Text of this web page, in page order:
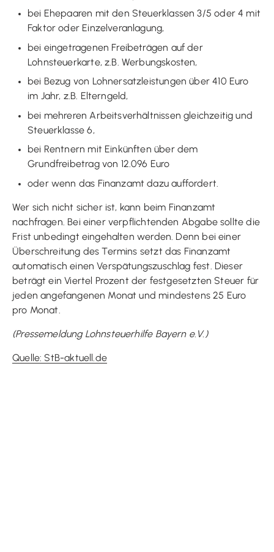
bei Ehepaaren mit den Steuerklassen 3/5 oder 4 mit
Faktor oder Einzelveranlagung,
bei eingetragenen Freibeträgen auf der
Lohnsteuerkarte, z.B. Werbungskosten,
bei Bezug von Lohnersatzleistungen über 410 Euro
im Jahr, z.B. Elterngeld,
bei mehreren Arbeitsverhältnissen gleichzeitig und
Steuerklasse 6,
bei Rentnern mit Einkünften über dem
Grundfreibetrag von 12.096 Euro
oder wenn das Finanzamt dazu auffordert.
Wer sich nicht sicher ist, kann beim Finanzamt
nachfragen. Bei einer verpflichtenden Abgabe sollte die
Frist unbedingt eingehalten werden. Denn bei einer
Überschreitung des Termins setzt das Finanzamt
automatisch einen Verspätungszuschlag fest. Dieser
beträgt ein Viertel Prozent der festgesetzten Steuer für
jeden angefangenen Monat und mindestens 25 Euro
pro Monat.
(Pressemeldung Lohnsteuerhilfe Bayern e.V.)
Quelle: StB-aktuell.de